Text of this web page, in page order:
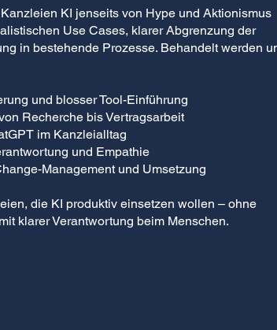
KI jenseits von Hype und Aktionismus
Use Cases, klarer Abgrenzung der
in bestehende Prozesse. Behandelt werden
und blosser Tool-Einführung
Recherche bis Vertragsarbeit
im Kanzleialltag
und Empathie
Management und Umsetzung
die KI produktiv einsetzen wollen – ohne
klarer Verantwortung beim Menschen.